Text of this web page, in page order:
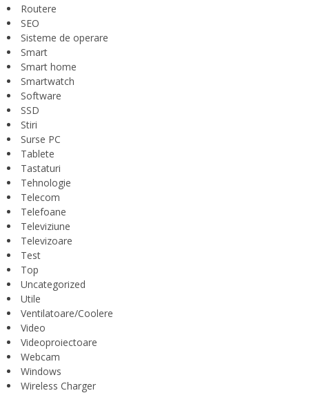
Routere
SEO
Sisteme de operare
Smart
Smart home
Smartwatch
Software
SSD
Stiri
Surse PC
Tablete
Tastaturi
Tehnologie
Telecom
Telefoane
Televiziune
Televizoare
Test
Top
Uncategorized
Utile
Ventilatoare/Coolere
Video
Videoproiectoare
Webcam
Windows
Wireless Charger